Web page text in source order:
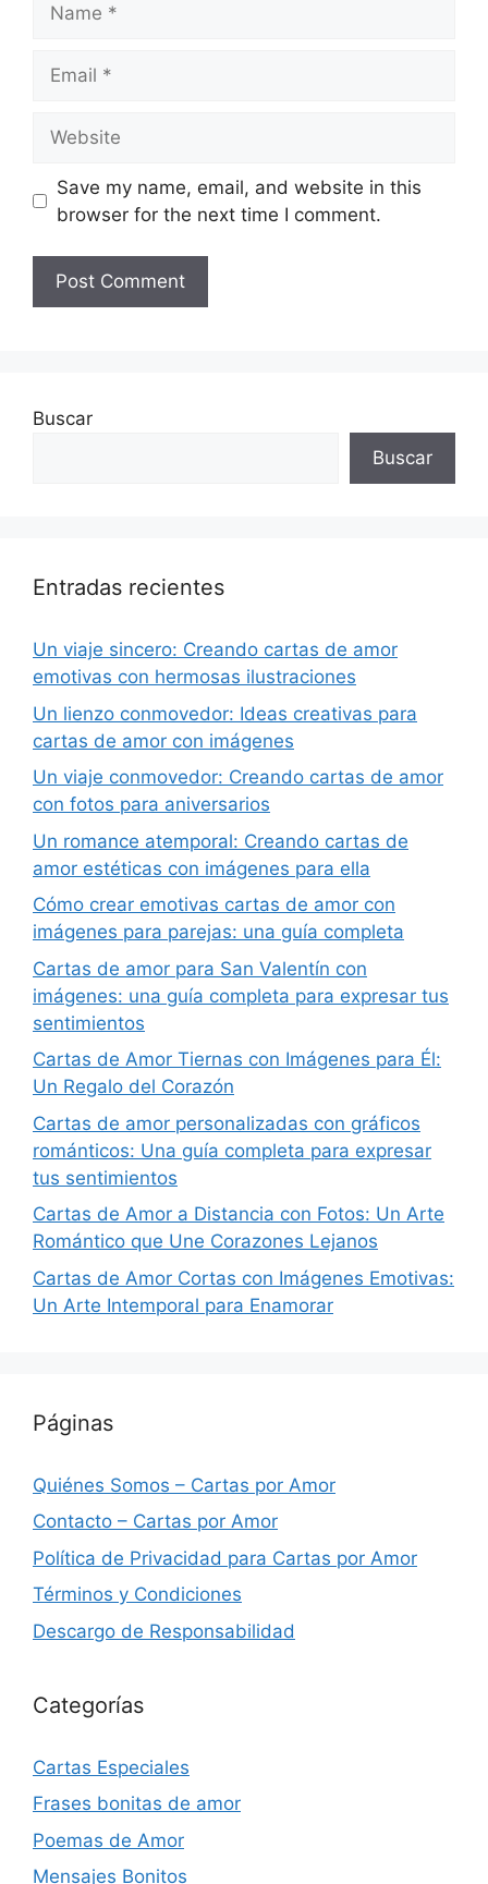
Save my name, email, and website in this
browser for the next time I comment.
Buscar
Buscar
Entradas recientes
Un viaje sincero: Creando cartas de amor
emotivas con hermosas ilustraciones
Un lienzo conmovedor: Ideas creativas para
cartas de amor con imágenes
Un viaje conmovedor: Creando cartas de amor
con fotos para aniversarios
Un romance atemporal: Creando cartas de
amor estéticas con imágenes para ella
Cómo crear emotivas cartas de amor con
imágenes para parejas: una guía completa
Cartas de amor para San Valentín con
imágenes: una guía completa para expresar tus
sentimientos
Cartas de Amor Tiernas con Imágenes para Él:
Un Regalo del Corazón
Cartas de amor personalizadas con gráficos
románticos: Una guía completa para expresar
tus sentimientos
Cartas de Amor a Distancia con Fotos: Un Arte
Romántico que Une Corazones Lejanos
Cartas de Amor Cortas con Imágenes Emotivas:
Un Arte Intemporal para Enamorar
Páginas
Quiénes Somos – Cartas por Amor
Contacto – Cartas por Amor
Política de Privacidad para Cartas por Amor
Términos y Condiciones
Descargo de Responsabilidad
Categorías
Cartas Especiales
Frases bonitas de amor
Poemas de Amor
Mensajes Bonitos